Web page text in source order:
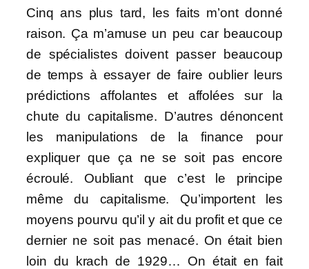
Cinq ans plus tard, les faits m’ont donné
raison. Ça m’amuse un peu car beaucoup
de spécialistes doivent passer beaucoup
de temps à essayer de faire oublier leurs
prédictions affolantes et affolées sur la
chute du capitalisme. D’autres dénoncent
les manipulations de la finance pour
expliquer que ça ne se soit pas encore
écroulé. Oubliant que c’est le principe
même du capitalisme. Qu’importent les
moyens pourvu qu’il y ait du profit et que ce
dernier ne soit pas menacé. On était bien
loin du krach de 1929… On était en fait